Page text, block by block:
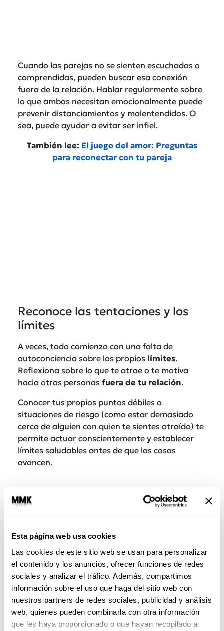
Esta página web usa cookies
Las cookies de este sitio web se usan para personalizar
el contenido y los anuncios, ofrecer funciones de redes
sociales y analizar el tráfico. Además, compartimos
información sobre el uso que haga del sitio web con
nuestros partners de redes sociales, publicidad y análisis
web, quienes pueden combinarla con otra información
que les haya proporcionado o que hayan recopilado a
Cuando las parejas no se sienten escuchadas o
comprendidas, pueden buscar esa conexión
fuera de la relación. Hablar regularmente sobre
lo que ambos necesitan emocionalmente puede
prevenir distanciamientos y malentendidos. O
sea, puede ayudar a evitar ser infiel.
También lee: El juego del amor: Preguntas
para reconectar con tu pareja
Reconoce las tentaciones y los
límites
A veces, todo comienza con una falta de
autoconciencia sobre los propios límites.
Reflexiona sobre lo que te atrae o te motiva
hacia otras personas fuera de tu relación.
Conocer tus propios puntos débiles o
situaciones de riesgo (como estar demasiado
cerca de alguien con quien te sientes atraído) te
permite actuar conscientemente y establecer
límites saludables antes de que las cosas
avancen.
Busca satisfacción dentro de la